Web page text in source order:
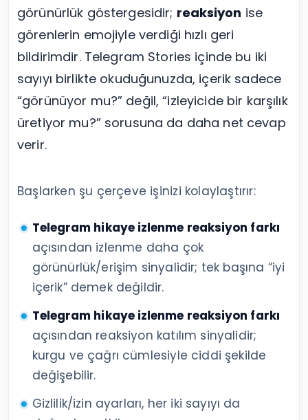
görünürlük göstergesidir; reaksiyon ise
görenlerin emojiyle verdiği hızlı geri
bildirimdir. Telegram Stories içinde bu iki
sayıyı birlikte okuduğunuzda, içerik sadece
“görünüyor mu?” değil, “izleyicide bir karşılık
üretiyor mu?” sorusuna da daha net cevap
verir.
Başlarken şu çerçeve işinizi kolaylaştırır:
Telegram hikaye izlenme reaksiyon farkı
açısından izlenme daha çok
görünürlük/erişim sinyalidir; tek başına “iyi
içerik” demek değildir.
Telegram hikaye izlenme reaksiyon farkı
açısından reaksiyon katılım sinyalidir;
kurgu ve çağrı cümlesiyle ciddi şekilde
değişebilir.
Gizlilik/izin ayarları, her iki sayıyı da